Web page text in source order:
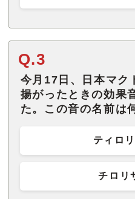
Q.3
今月17日、日本マク
揚がったときの効果
た。この音の名前は
ティロ
チロリ